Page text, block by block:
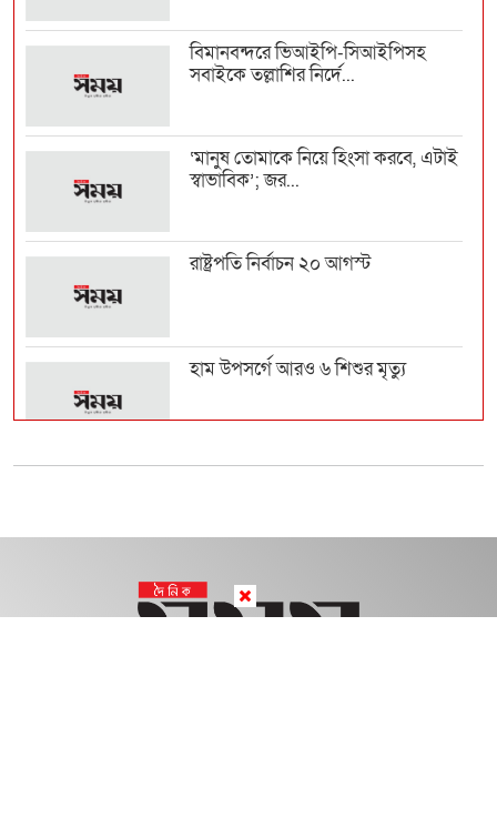
বিমানবন্দরে ভিআইপি-সিআইপিসহ
সবাইকে তল্লাশির নির্দে...
‘মানুষ তোমাকে নিয়ে হিংসা করবে, এটাই
স্বাভাবিক’; জর...
রাষ্ট্রপতি নির্বাচন ২০ আগস্ট
হাম উপসর্গে আরও ৬ শিশুর মৃত্যু
নির্বাসন থেকে আন্তর্জাতিক মঞ্চে আফগান
সালমানের খানের বিরুদ্ধে প্রতারণার
অভিযোগ, আদালতে ত...